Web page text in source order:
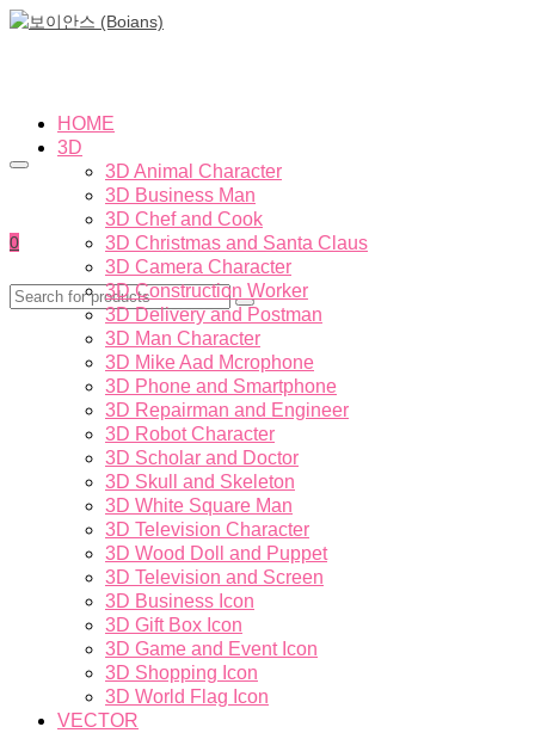
0
HOME
3D
3D Animal Character
3D Business Man
3D Chef and Cook
3D Christmas and Santa Claus
3D Camera Character
3D Construction Worker
3D Delivery and Postman
3D Man Character
3D Mike Aad Mcrophone
3D Phone and Smartphone
3D Repairman and Engineer
3D Robot Character
3D Scholar and Doctor
3D Skull and Skeleton
3D White Square Man
3D Television Character
3D Wood Doll and Puppet
3D Television and Screen
3D Business Icon
3D Gift Box Icon
3D Game and Event Icon
3D Shopping Icon
3D World Flag Icon
VECTOR